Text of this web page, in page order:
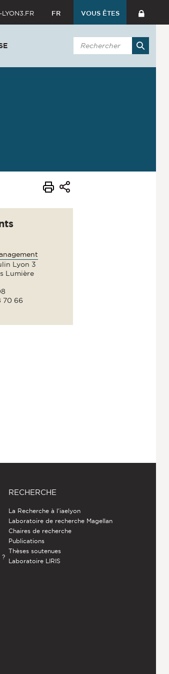
LYON3.FR FR VOUS ÊTES
Lyon 3
Lumière
70 66
?
RECHERCHE
La Recherche à l'iaelyon
Laboratoire de recherche Magellan
Chaires de recherche
Publications
Thèses soutenues
Laboratoire LIRIS